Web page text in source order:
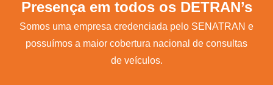
Presença em todos os DETRAN’s
Somos uma empresa credenciada pelo SENATRAN e
possuímos a maior cobertura nacional de consultas
de veículos.